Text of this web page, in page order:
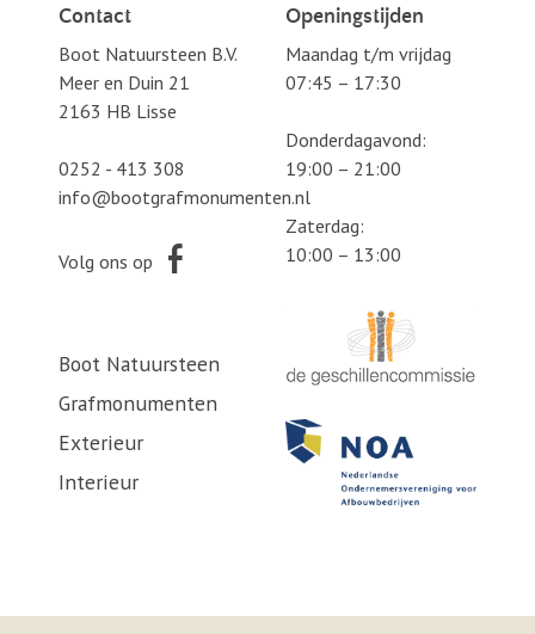
Contact
Boot Natuursteen B.V.
Meer en Duin 21
2163 HB Lisse
0252 - 413 308
info@bootgrafmonumenten.nl
Volg ons op
Openingstijden
Maandag t/m vrijdag
07:45 – 17:30
Donderdagavond:
19:00 – 21:00
Zaterdag:
10:00 – 13:00
Boot Natuursteen
Grafmonumenten
Exterieur
Interieur